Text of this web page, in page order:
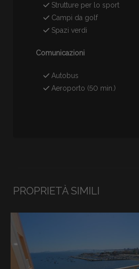
Strutture per lo sport
Campi da golf
Spazi verdi
Comunicazioni
Autobus
Aeroporto (50 min.)
PROPRIETÀ SIMILI